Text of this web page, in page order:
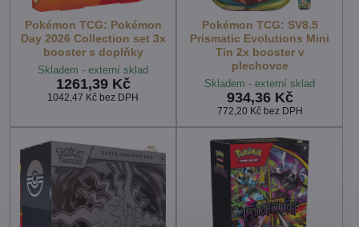
Pokémon TCG: Pokémon
Day 2026 Collection set 3x
booster s doplňky
Skladem - externí sklad
1261,39 Kč
1042,47 Kč bez DPH
Pokémon TCG: SV8.5
Prismatic Evolutions Mini
Tin 2x booster v
plechovce
Skladem - externí sklad
934,36 Kč
772,20 Kč bez DPH